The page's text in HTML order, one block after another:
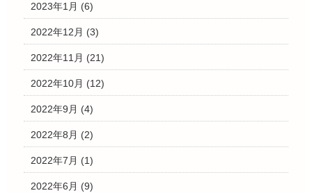
2023年1月 (6)
2022年12月 (3)
2022年11月 (21)
2022年10月 (12)
2022年9月 (4)
2022年8月 (2)
2022年7月 (1)
2022年6月 (9)